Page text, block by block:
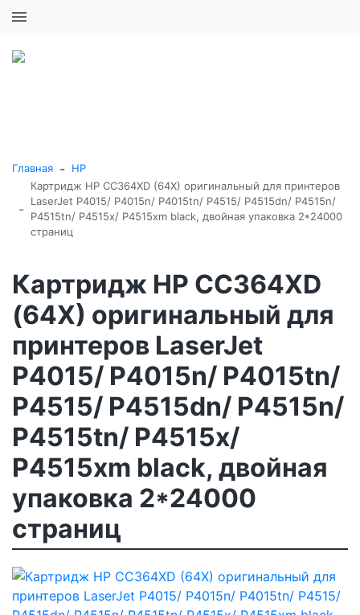
Главная - HP
-
Картридж HP CC364XD (64X) оригинальный для принтеров
LaserJet P4015/ P4015n/ P4015tn/ P4515/ P4515dn/ P4515n/
P4515tn/ P4515x/ P4515xm black, двойная упаковка 2*24000
страниц
Картридж HP CC364XD
(64X) оригинальный для
принтеров LaserJet
P4015/ P4015n/ P4015tn/
P4515/ P4515dn/ P4515n/
P4515tn/ P4515x/
P4515xm black, двойная
упаковка 2*24000
страниц